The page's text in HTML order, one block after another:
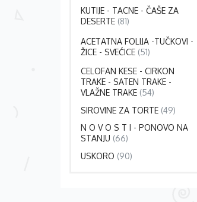
KUTIJE - TACNE - ČAŠE ZA
DESERTE (81)
ACETATNA FOLIJA -TUČKOVI -
ŽICE - SVEĆICE (51)
CELOFAN KESE - CIRKON
TRAKE - SATEN TRAKE -
VLAŽNE TRAKE (54)
SIROVINE ZA TORTE (49)
N O V O S T I - PONOVO NA
STANJU (66)
USKORO (90)